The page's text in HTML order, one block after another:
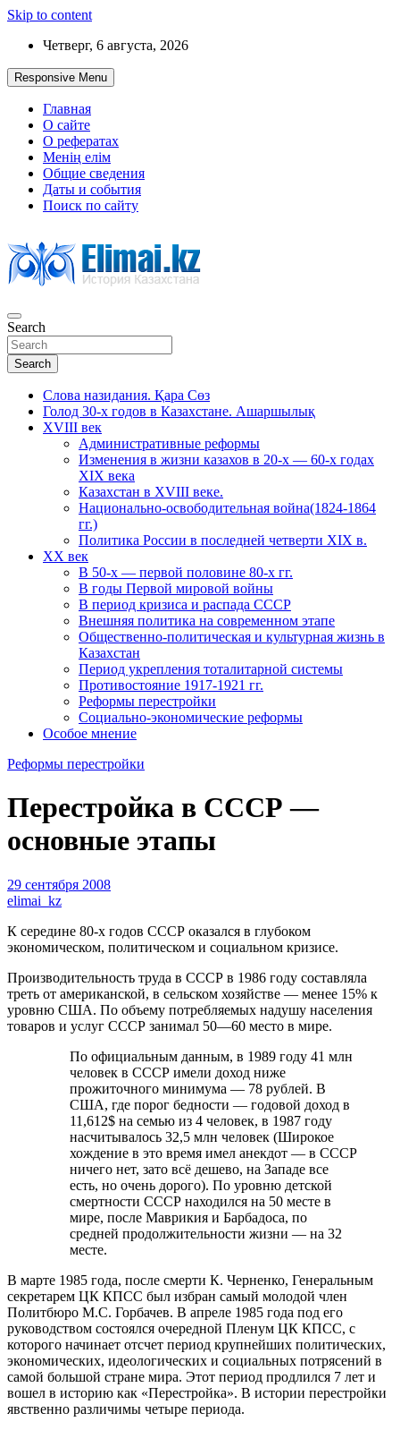
Skip to content
Четверг, 6 августа, 2026
Responsive Menu
Главная
О сайте
О рефератах
Менің елім
Общие сведения
Даты и события
Поиск по сайту
История Казахстана
Search
Search
Слова назидания. Қара Сөз
Голод 30-х годов в Казахстане. Ашаршылық
XVIII век
Административные реформы
Изменения в жизни казахов в 20-х — 60-х годах
XIX века
Казахстан в XVIII веке.
Национально-освободительная война(1824-1864
гг.)
Политика России в последней четверти XIX в.
XX век
В 50-х — первой половине 80-х гг.
В годы Первой мировой войны
В период кризиса и распада СССР
Внешняя политика на современном этапе
Общественно-политическая и культурная жизнь в
Казахстан
Период укрепления тоталитарной системы
Противостояние 1917-1921 гг.
Реформы перестройки
Социально-экономические реформы
Особое мнение
Реформы перестройки
Перестройка в СССР —
основные этапы
29 сентября 2008
elimai_kz
К середине 80-х годов СССР оказался в глубоком
экономическом, политическом и социальном кризисе.
Производительность труда в СССР в 1986 году составляла
треть от американской, в сельском хозяйстве — менее 15% к
уровню США. По объему потребляемых надушу населения
товаров и услуг СССР занимал 50—60 место в мире.
По официальным данным, в 1989 году 41 млн
человек в СССР имели доход ниже
прожиточного минимума — 78 рублей. В
США, где порог бедности — годовой доход в
11,612$ на семью из 4 человек, в 1987 году
насчитывалось 32,5 млн человек (Широкое
хождение в это время имел анекдот — в СССР
ничего нет, зато всё дешево, на Западе все
есть, но очень дорого). По уровню детской
смертности СССР находился на 50 месте в
мире, после Маврикия и Барбадоса, по
средней продолжительности жизни — на 32
месте.
В марте 1985 года, после смерти К. Черненко, Генеральным
секретарем ЦК КПСС был избран самый молодой член
Политбюро М.С. Горбачев. В апреле 1985 года под его
руководством состоялся очередной Пленум ЦК КПСС, с
которого начинает отсчет период крупнейших политических,
экономических, идеологических и социальных потрясений в
самой большой стране мира. Этот период продлился 7 лет и
вошел в историю как «Перестройка». В истории перестройки
явственно различимы четыре периода.